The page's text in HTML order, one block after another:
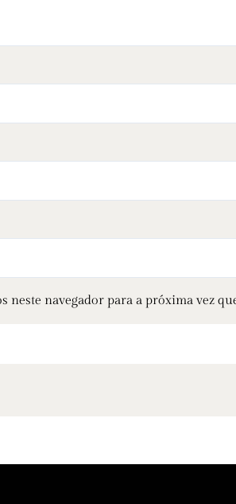
neste navegador para a próxima vez